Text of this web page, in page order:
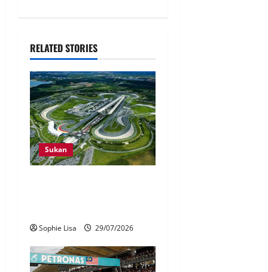
RELATED STORIES
Sukan
Sophie Lisa 29/07/2026